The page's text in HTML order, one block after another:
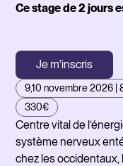
Ce stage de 2 jours
Je m'inscris
9,10 novembre 2026 |
330€
Centre vital de
système nerveux
chez les